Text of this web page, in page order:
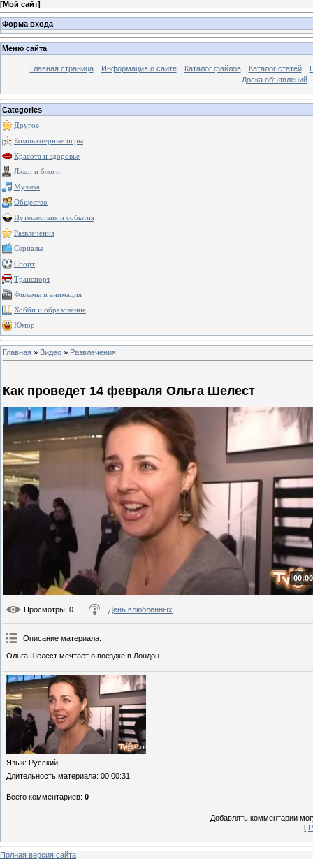
[Мой сайт]
Форма входа
Меню сайта
Главная страница Информация о сайте Каталог файлов Каталог статей
Доска объявлений
Categories
Другое
Компьютерные игры
Красота и здоровье
Люди и блоги
Музыка
Общество
Путешествия и события
Развлечения
Сериалы
Спорт
Транспорт
Фильмы и анимация
Хобби и образование
Юмор
Главная » Видео » Развлечения
Как проведет 14 февраля Ольга Шелест
Просмотры: 0 День влюбленных
Описание материала:
Ольга Шелест мечтает о поездке в Лондон.
Язык: Русский
Длительность материала: 00:00:31
Всего комментариев: 0
Добавлять комментарии
[
Полная версия сайта